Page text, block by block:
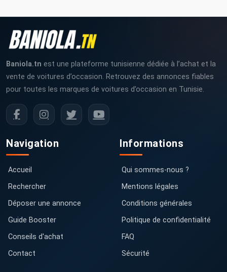
Baniola.tn est une plateforme tunisienne dédiée à l’achat et la
vente de voitures d’occasion. Retrouvez des annonces fiables
pour toutes les marques de voitures d’occasion en Tunisie.
Navigation
Accueil
Rechercher
Déposer une annonce
Guide Booster
Conseils d'achat
Contact
Informations
Qui sommes-nous ?
Mentions légales
Conditions générales
Politique de confidentialité
FAQ
Sécurité